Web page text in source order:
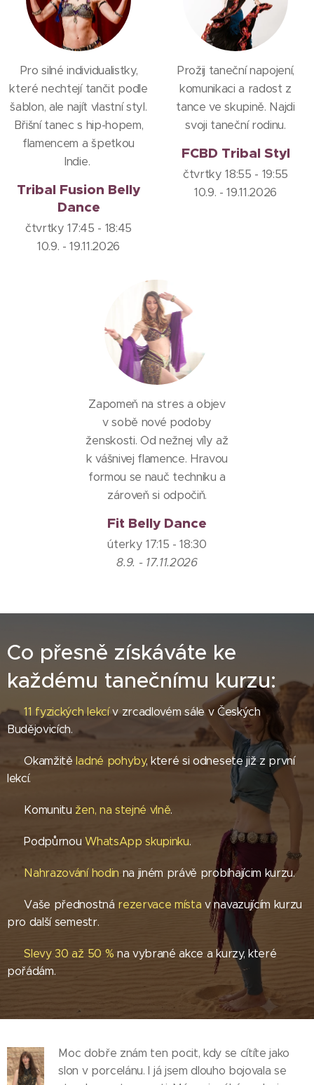
Pro silné individualistky,
které nechtejí tančit podle
šablon, ale najít vlastní styl.
Břišní tanec s hip-hopem,
flamencem a špetkou
Indie.
Tribal Fusion Belly
Dance
čtvrtky 17:45 - 18:45
10.9. - 19.11.2026
Prožij taneční napojení,
komunikaci a radost z
tance ve skupině. Najdi
svoji taneční rodinu.
FCBD Tribal Styl
čtvrtky 18:55 - 19:55
10.9. - 19.11.2026
Zapomeň na stres a objev
v sobě nové podoby
ženskosti. Od nežnej víly až
k vášnivej flamence. Hravou
formou se nauč techniku a
zároveň si odpočiň.
Fit Belly Dance
úterky 17:15 - 18:30
8.9. - 17.11.2026
Co přesně získáváte ke
každému tanečnímu kurzu:
♥11 fyzických lekcív zrcadlovém sále v Českých
Budějovicích.
♥ Okamžitěladné pohyby, které si odnesete již z první
lekcí.
♥ Komunitu žen, na stejné vlně.
♥ PodpůrnouWhatsApp skupinku.
♥ Nahrazování hodin na jiném právě probíhajícim kurzu.
♥ Vaše přednostná rezervace místa v navazujícím kurzu
pro další semestr.
♥Slevy 30 až 50 % na vybrané akce a kurzy, které
pořádám.
Moc dobře znám ten pocit, kdy se cítíte jako
slon v porcelánu. I já jsem dlouho bojovala se